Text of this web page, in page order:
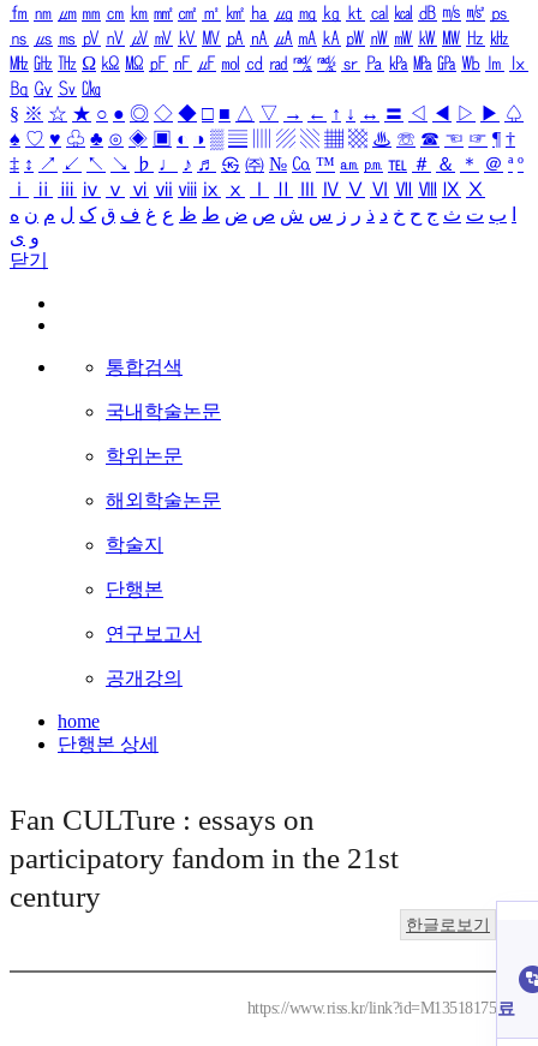
㎙ ㎚ ㎛ ㎜ ㎝ ㎞ ㎟ ㎠ ㎡ ㎢ ㏊ ㎍ ㎎ ㎏ ㏏ ㎈ ㎉ ㏈ ㎧ ㎨ ㎰
㎱ ㎲ ㎳ ㎴ ㎵ ㎶ ㎷ ㎸ ㎹ ㎀ ㎁ ㎂ ㎃ ㎄ ㎺ ㎻ ㎽ ㎾ ㎿ ㎐ ㎑
㎒ ㎓ ㎔ Ω ㏀ ㏁ ㎊ ㎋ ㎌ ㏖ ㏅ ㎭ ㎮ ㎯ ㏛ ㎩ ㎪ ㎫ ㎬ ㏝ ㏐
㏓
㏃ ㏉ ㏜ ㏆
§ ※ ☆ ★ ○ ● ◎ ◇ ◆ □ ■ △ ▽ → ← ↑ ↓ ↔ 〓 ◁ ◀ ▷ ▶ ♤
♠ ♡ ♥ ♧ ♣ ⊙ ◈ ▣ ◐ ◑ ▒ ▤ ▨ ▧ ▦ ▩ ♨ ☏ ☎ ☜ ☞ ¶ †
‡ ↕ ↗ ↙ ↖ ↘ ♭ ♩ ♪ ♬ ㉿ ㈜ № ㏇ ™ ㏂ ㏘ ℡ ＃ ＆ ＊ ＠ ª º
ⅰ
ⅱ ⅲ ⅳ ⅴ ⅵ ⅶ ⅷ ⅸ ⅹ Ⅳ Ⅴ Ⅵ Ⅶ Ⅷ Ⅸ Ⅹ
ب ت ث ج ح خ د ذ ر ز س ش ص ض ط ظ ع غ ف ق ک ل م ن ه
و ی
닫기
통합검색
국내학술논문
학위논문
해외학술논문
학술지
단행본
연구보고서
공개강의
home
단행본 상세
Fan CULTure : essays on
participatory fandom in the 21st
century
한글로보기
https://www.riss.kr/link?id=M13518175료